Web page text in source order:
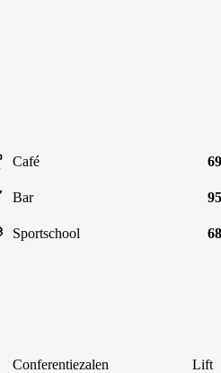
Café
Bar
Sportschool
Conferentiezalen Lift